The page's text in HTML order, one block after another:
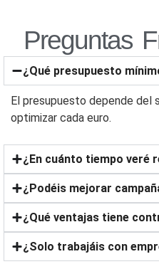
Preguntas
¿Qué presupuesto
El presupuesto depende
optimizar cada euro.
¿En cuánto tiempo veré
¿Podéis mejorar
¿Qué ventajas tiene
¿Solo trabajáis con